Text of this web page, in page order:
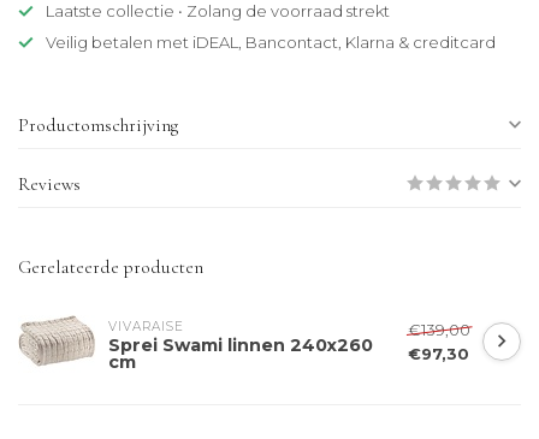
Laatste collectie • Zolang de voorraad strekt
Veilig betalen met iDEAL, Bancontact, Klarna & creditcard
Productomschrijving
Reviews
Gerelateerde producten
VIVARAISE
Sprei Swami linnen 240x260
cm
€139,00
€97,30